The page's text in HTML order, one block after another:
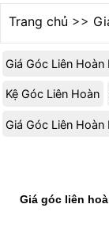
Trang chủ >>
Giá Góc Liên Hoàn
Kệ Góc Liên Hoàn
Giá Góc Liên Hoàn
Giá góc liên